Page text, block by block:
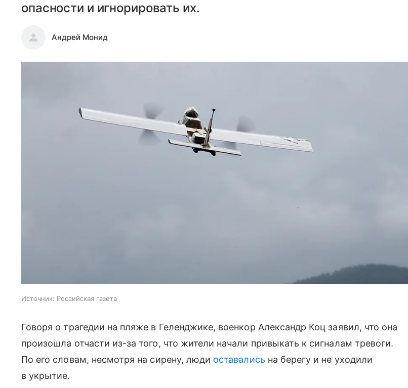
опасности и игнорировать их.
Андрей Монид
Источник: Российская газета
Говоря о трагедии на пляже в Геленджике, военкор Александр Коц заявил, что она
произошла отчасти из-за того, что жители начали привыкать к сигналам тревоги.
По его словам, несмотря на сирену, люди оставались на берегу и не уходили
в укрытие.